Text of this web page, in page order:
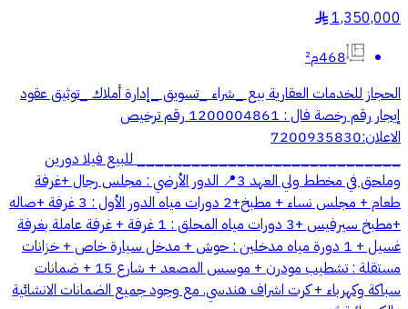
1,350,000
§
468م²
الحجاز للخدمات العقارية بيع _شراء _تسويق _إدارة أملاك _توثيق عقود
إيجار رقم رخصة فال : 1200004861 رقم ترخيص
الاعلان:7200935830
_____________________________ للبيع فيلا دورين
وملحق في مخطط ولي العهد 3📍 الدور الأرضي : مجلس رجال +غرفة
طعام + مجلس نساء + مطبخ+2 دورات مياه الدور الأول : 3 غرفة +صاله
+مطبخ سيرفيس +3 دورات مياه المحلق : 1 غرفة + غرفة عاملة بغرفة
غسيل + 1 دورة مياه مدخلين : حوش + مدخل سيارة خاص + خزانات
مستقلة : تشطيب مودرن + موسس المصعد + شارع 15 + ضمانات
سباكة وكهرباء + كرت اشراف هندسي. مع وجود جميع الضمانات الانشائية